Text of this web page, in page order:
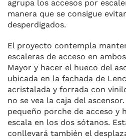
agrupa los accesos por
manera que se consigue
desperdigados.
El proyecto contempla
escaleras de acceso en
Mayor y hacer el hueco del
ubicada en la fachada de
acristalada y forrada con
no se vea la caja del
pequeño porche de acceso y
escala en los dos sótanos.
conllevará también el